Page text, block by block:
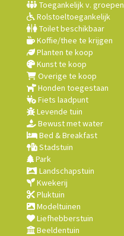
Toegankelijk v. groepen
Rolstoeltoegankelijk
Toilet beschikbaar
Koffie/thee te krijgen
Planten te koop
Kunst te koop
Overige te koop
Honden toegestaan
Fiets laadpunt
Levende tuin
Bewust met water
Bed & Breakfast
Stadstuin
Park
Landschapstuin
Kwekerij
Pluktuin
Modeltuinen
Liefhebberstuin
Beeldentuin